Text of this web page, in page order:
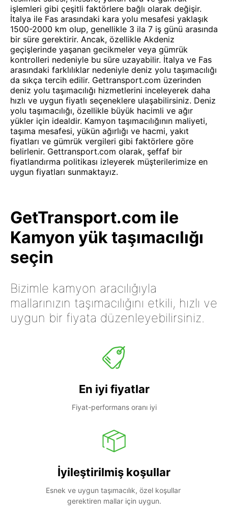
işlemleri gibi çeşitli faktörlere bağlı olarak değişir.
İtalya ile Fas arasındaki kara yolu mesafesi yaklaşık
1500-2000 km olup, genellikle 3 ila 7 iş günü arasında
bir süre gerektirir. Ancak, özellikle Akdeniz
geçişlerinde yaşanan gecikmeler veya gümrük
kontrolleri nedeniyle bu süre uzayabilir. İtalya ve Fas
arasındaki farklılıklar nedeniyle deniz yolu taşımacılığı
da sıkça tercih edilir. Gettransport.com üzerinden
deniz yolu taşımacılığı hizmetlerini inceleyerek daha
hızlı ve uygun fiyatlı seçeneklere ulaşabilirsiniz. Deniz
yolu taşımacılığı, özellikle büyük hacimli ve ağır
yükler için idealdir. Kamyon taşımacılığının maliyeti,
taşıma mesafesi, yükün ağırlığı ve hacmi, yakıt
fiyatları ve gümrük vergileri gibi faktörlere göre
belirlenir. Gettransport.com olarak, şeffaf bir
fiyatlandırma politikası izleyerek müşterilerimize en
uygun fiyatları sunmaktayız.
GetTransport.com ile
Kamyon yük taşımacılığı
seçin
Bizimle kamyon aracılığıyla
mallarınızın taşımacılığını etkili, hızlı ve
uygun bir fiyata düzenleyebilirsiniz.
En iyi fiyatlar
Fiyat-performans oranı iyi
İyileştirilmiş koşullar
Esnek ve uygun taşımacılık, özel koşullar
gerektiren mallar için uygun.